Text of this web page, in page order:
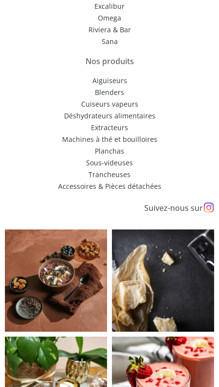
Excalibur
Omega
Riviera & Bar
Sana
Nos produits
Aiguiseurs
Blenders
Cuiseurs vapeurs
Déshydrateurs alimentaires
Extracteurs
Machines à thé et bouilloires
Planchas
Sous-videuses
Trancheuses
Accessoires & Pièces détachées
Suivez-nous sur